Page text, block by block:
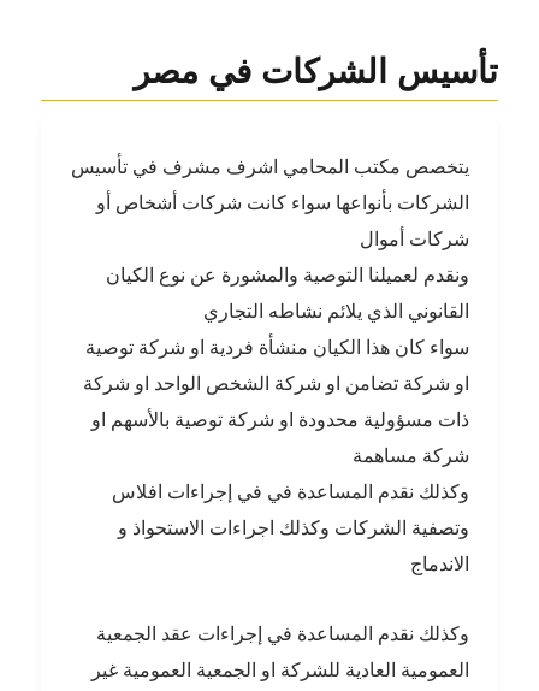
عن
شركة
قضاء
النقض
طبيعة
الشركة
من
واقع
التعامل
الفعلي
تأسيس الشركات في مصر
يتخصص مكتب المحامي اشرف مشرف في تأسيس
الشركات بأنواعها سواء كانت شركات أشخاص أو
شركات أموال
ونقدم لعميلنا التوصية والمشورة عن نوع الكيان
القانوني الذي يلائم نشاطه التجاري
سواء كان هذا الكيان منشأة فردية او شركة توصية
او شركة تضامن او شركة الشخص الواحد او شركة
ذات مسؤولية محدودة او شركة توصية بالأسهم او
شركة مساهمة
وكذلك نقدم المساعدة في في إجراءات افلاس
وتصفية الشركات وكذلك اجراءات الاستحواذ و
الاندماج
وكذلك نقدم المساعدة في إجراءات عقد الجمعية
العمومية العادية للشركة او الجمعية العمومية غير